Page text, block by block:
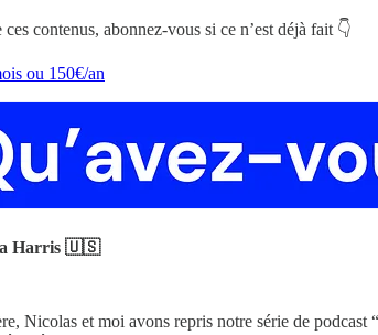
contenus, abonnez-vous si ce n’est déjà fait 👇
ou 150€/an
Harris 🇺🇸
Nicolas et moi avons repris notre série de